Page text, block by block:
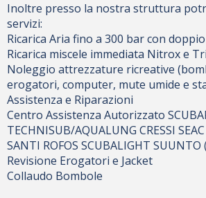
Inoltre presso la nostra struttura
servizi:
Ricarica Aria fino a 300 bar con
Ricarica miscele immediata Nitrox e
Noleggio attrezzature ricreative
erogatori, computer, mute umide e
Assistenza e Riparazioni
Centro Assistenza Autorizzato
TECHNISUB/AQUALUNG CRESSI
SANTI ROFOS SCUBALIGHT
Revisione Erogatori e Jacket
Collaudo Bombole